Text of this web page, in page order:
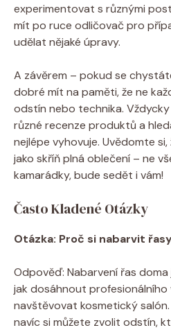
experimentovat s různými
mít po ruce odličovač pro
udělat nějaké úpravy.
A závěrem – pokud se
dobré mít na paměti, že ne
odstín nebo technika.
různé recenze produktů a
nejlépe vyhovuje. Uvědomte
jako skříň plná oblečení – ne
kamarádky, bude sedět i vám!
Často Kladené Otázky
Otázka: Proč si nabarvit
Odpověď: Nabarvení řas
jak dosáhnout
navštěvovat kosmetický
navíc si můžete zvolit odstín,